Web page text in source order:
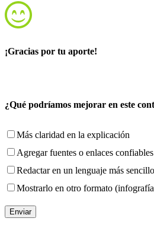
¡Gracias por tu aporte!
¿Qué podríamos mejorar en este
Más claridad en la explicación
Agregar fuentes o enlaces confiables
Redactar en un lenguaje más sencillo
Mostrarlo en otro formato